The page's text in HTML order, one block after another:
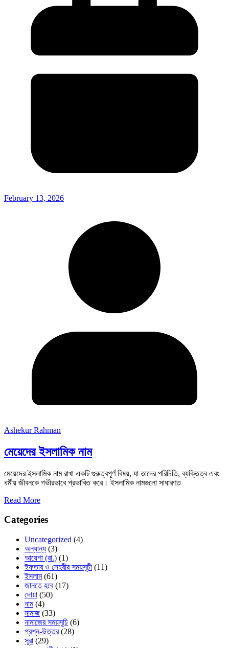
February 13, 2026
Ashekur Rahman
মেয়েদের ইসলামিক নাম
মেয়েদের ইসলামিক নাম রাখা একটি গুরুত্বপূর্ণ বিষয়, যা তাদের পরিচিতি, ব্যক্তিত্ব এবং
ধর্মীয় জীবনকে গভীরভাবে প্রভাবিত করে। ইসলামিক নামগুলো সাধারণত
Read More
Categories
Uncategorized (4)
অন্যান্য (3)
আয়েশা (রা.) (1)
ইফতার ও সেহরীর সময়সূচী (11)
ইসলাম(61)
জানতে হবে(17)
দোয়া (50)
নাম(4)
নামাজ (33)
নামাজের সময়সূচি (6)
প্রশ্ন-উত্তর(28)
সূরা (29)